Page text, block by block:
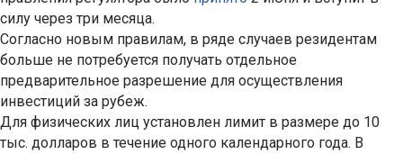
силу через три месяца.
Согласно новым правилам, в ряде случаев резидентам
больше не потребуется получать отдельное
предварительное разрешение для осуществления
инвестиций за рубеж.
Для физических лиц установлен лимит в размере до 10
тыс. долларов в течение одного календарного года. В